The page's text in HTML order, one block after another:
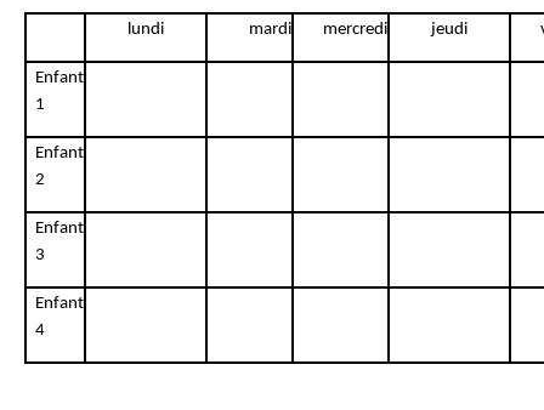
lundi mardi mercredi jeudi
Enfant
1
Enfant
2
Enfant
3
Enfant
4